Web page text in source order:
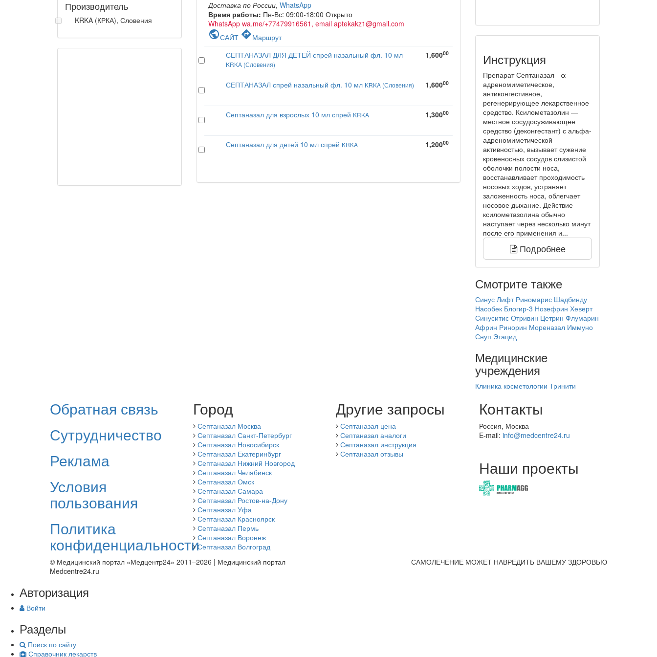
Производитель
KRKA (КРКА), Словения
Доставка по России, WhatsApp
Время работы: Пн-Вс: 09:00-18:00 Открыто
WhatsApp wa.me/+77479916561, email aptekakz1@gmail.com
publicСАЙТ directionsМаршрут
СЕПТАНАЗАЛ ДЛЯ ДЕТЕЙ спрей назальный фл. 10 мл
KRKA (Словения)
1,60000
СЕПТАНАЗАЛ спрей назальный фл. 10 мл KRKA (Словения) 1,60000
Септаназал для взрослых 10 мл спрей KRKA 1,30000
Септаназал для детей 10 мл спрей KRKA 1,20000
Инструкция
Препарат Септаназал - α-
адреномиметическое,
антиконгестивное,
регенерирующее лекарственное
средство. Ксилометазолин —
местное сосудосуживающее
средство (деконгестант) с альфа-
адреномиметической
активностью, вызывает сужение
кровеносных сосудов слизистой
оболочки полости носа,
восстанавливает проходимость
носовых ходов, устраняет
заложенность носа, облегчает
носовое дыхание. Действие
ксилометазолина обычно
наступает через несколько минут
после его применения и...
Подробнее
Смотрите также
Синус Лифт Риномарис Шадбинду
Насобек Блогир-3 Нозефрин Хеверт
Синуситис Отривин Цетрин Флумарин
Африн Ринорин Мореназал Иммуно
Снуп Этацид
Медицинские
учреждения
Клиника косметологии Тринити
Обратная связь
Сутрудничество
Реклама
Условия
пользования
Политика
конфиденциальности
Город
Септаназал Москва
Септаназал Санкт-Петербург
Септаназал Новосибирск
Септаназал Екатеринбург
Септаназал Нижний Новгород
Септаназал Челябинск
Септаназал Омск
Септаназал Самара
Септаназал Ростов-на-Дону
Септаназал Уфа
Септаназал Красноярск
Септаназал Пермь
Септаназал Воронеж
Септаназал Волгоград
Другие запросы
Септаназал цена
Септаназал аналоги
Септаназал инструкция
Септаназал отзывы
Контакты
Россия, Москва
E-mail: info@medcentre24.ru
Наши проекты
© Медицинский портал «Медцентр24» 2011–2026 | Медицинский портал
Medcentre24.ru
САМОЛЕЧЕНИЕ МОЖЕТ НАВРЕДИТЬ ВАШЕМУ ЗДОРОВЬЮ
Авторизация
Войти
Разделы
Поиск по сайту
Справочник лекарств